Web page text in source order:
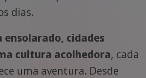
dias.
ensolarado, cidades
cultura acolhedora, cada
uma aventura. Desde